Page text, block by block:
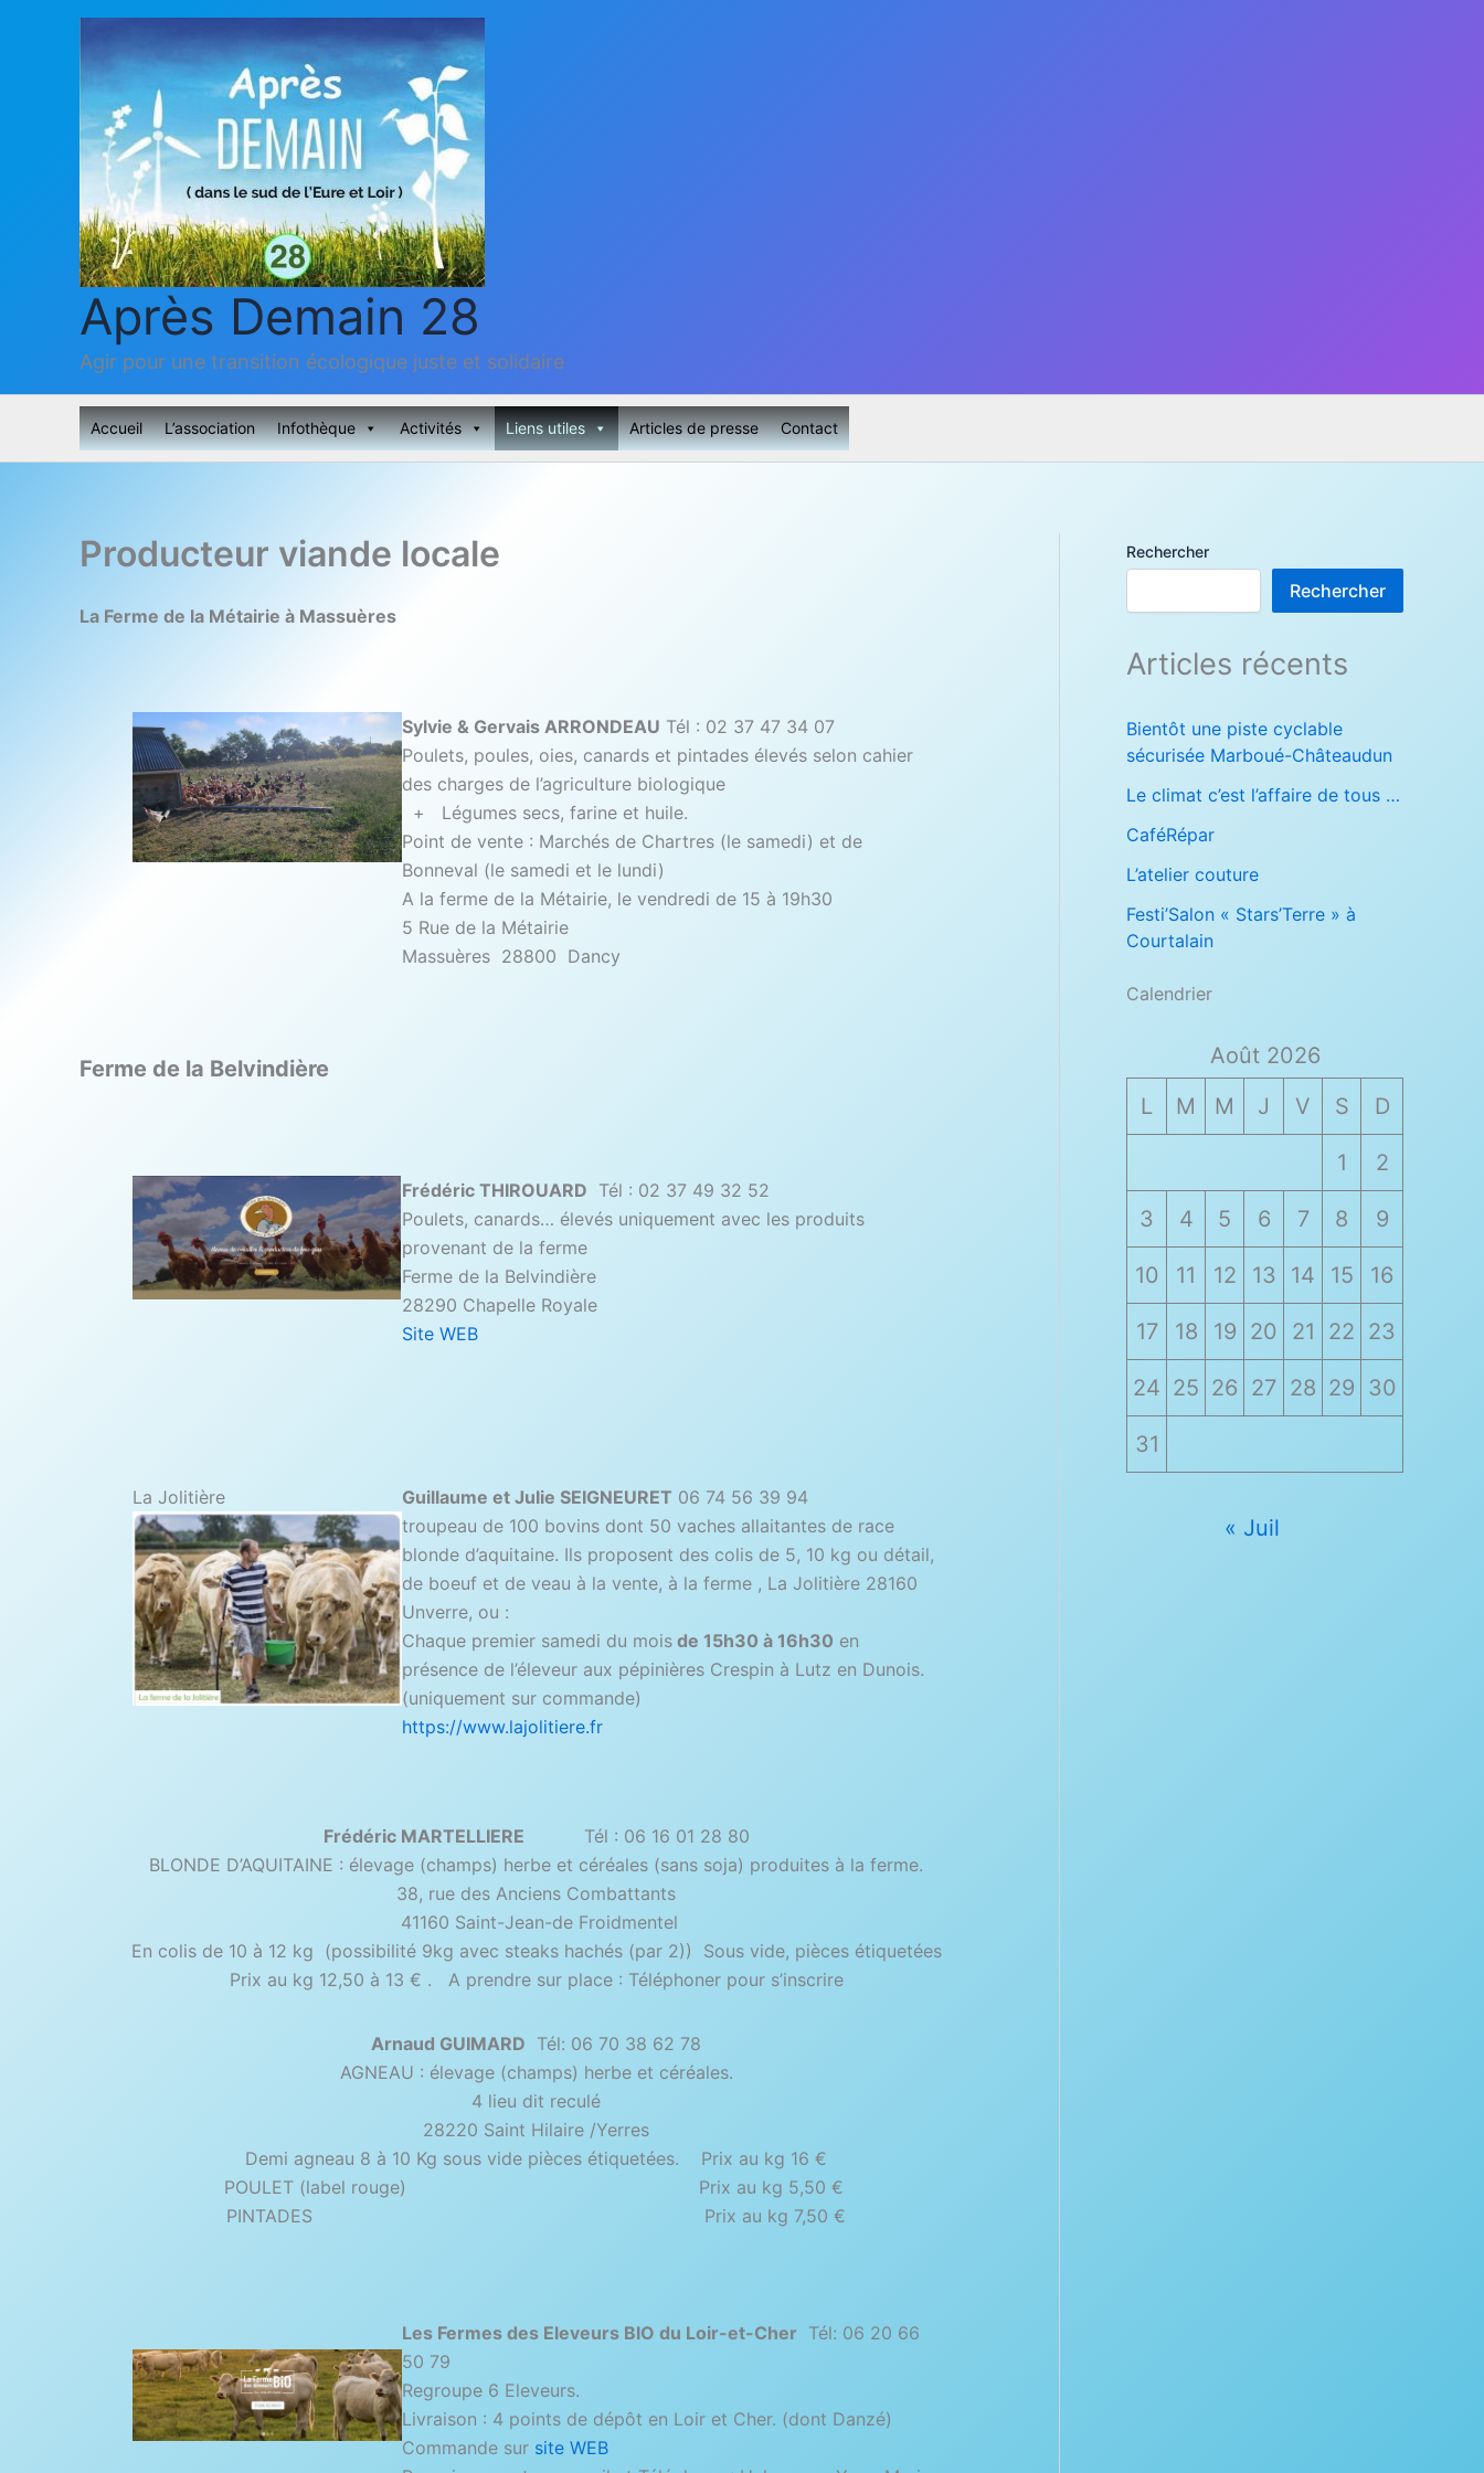
Après Demain 28
Agir pour une transition écologique juste et solidaire
Accueil L’association Infothèque Activités Liens utiles Articles de presse Contact
Producteur viande locale
La Ferme de la Métairie à Massuères
Sylvie & Gervais ARRONDEAU Tél : 02 37 47 34 07
Poulets, poules, oies, canards et pintades élevés selon cahier
des charges de l’agriculture biologique
+ Légumes secs, farine et huile.
Point de vente : Marchés de Chartres (le samedi) et de
Bonneval (le samedi et le lundi)
A la ferme de la Métairie, le vendredi de 15 à 19h30
5 Rue de la Métairie
Massuères 28800 Dancy
Ferme de la Belvindière
Frédéric THIROUARD Tél : 02 37 49 32 52
Poulets, canards… élevés uniquement avec les produits
provenant de la ferme
Ferme de la Belvindière
28290 Chapelle Royale
Site WEB
La Jolitière Guillaume et Julie SEIGNEURET 06 74 56 39 94
troupeau de 100 bovins dont 50 vaches allaitantes de race
blonde d’aquitaine. Ils proposent des colis de 5, 10 kg ou détail,
de boeuf et de veau à la vente, à la ferme , La Jolitière 28160
Unverre, ou :
Chaque premier samedi du moisde 15h30 à 16h30 en
présence de l’éleveur aux pépinières Crespin à Lutz en Dunois.
(uniquement sur commande)
https://www.lajolitiere.fr
Frédéric MARTELLIERE
Tél : 06 16 01 28 80
BLONDE D’AQUITAINE : élevage (champs) herbe et céréales (sans soja) produites à la ferme.
38, rue des Anciens Combattants
41160 Saint-Jean-de Froidmentel
En colis de 10 à 12 kg (possibilité 9kg avec steaks hachés (par 2)) Sous vide, pièces étiquetées
Prix au kg 12,50 à 13 € . A prendre sur place : Téléphoner pour s’inscrire
Arnaud GUIMARD Tél: 06 70 38 62 78
AGNEAU : élevage (champs) herbe et céréales.
4 lieu dit reculé
28220 Saint Hilaire /Yerres
Demi agneau 8 à 10 Kg sous vide pièces étiquetées. Prix au kg 16 €
POULET (label rouge) Prix au kg 5,50 €
PINTADES Prix au kg 7,50 €
Les Fermes des Eleveurs BIO du Loir-et-CherTél: 06 20 66
50 79
Regroupe 6 Eleveurs.
Livraison : 4 points de dépôt en Loir et Cher. (dont Danzé)
Commande sur site WEB
Rechercher
Rechercher
Articles récents
Bientôt une piste cyclable
sécurisée Marboué-Châteaudun
Le climat c’est l’affaire de tous …
CaféRépar
L’atelier couture
Festi’Salon « Stars’Terre » à
Courtalain
Calendrier
Août 2026
L
M M J V S D
1 2
3 4 5 6 7 8 9
10 11 12 13 14 15 16
17 18 19 20 21 22 23
24 25 26 27 28 29 30
31
« Juil